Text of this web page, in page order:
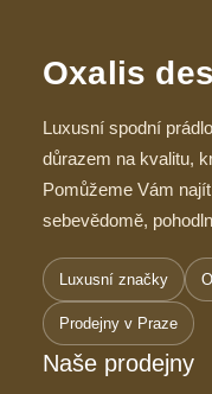
Oxalis
Luxusní spodní
důrazem na kvalitu,
Pomůžeme Vám
sebevědomě,
Luxusní značky
Prodejny v Praze
Naše prodejny